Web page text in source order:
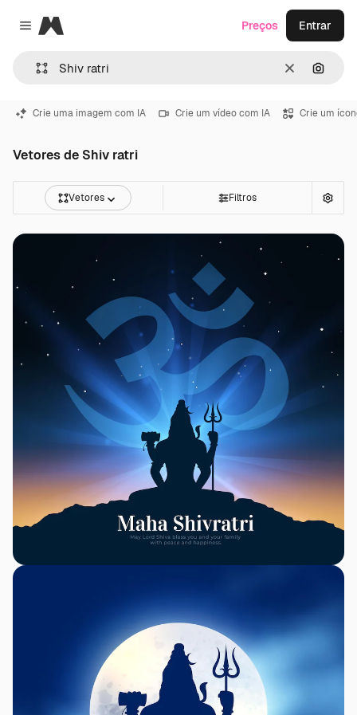
Close menu
Magnific
Limpar
Preços Entrar
Crie uma imagem com IA Crie um vídeo com IA Crie um
Vetores de Shiv ratri
Vetores Filtros